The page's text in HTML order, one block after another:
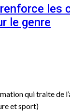
renforce
le genre
qui traite de
et sport)